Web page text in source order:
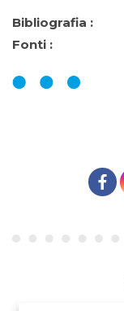
Bibliografia :
Fonti :